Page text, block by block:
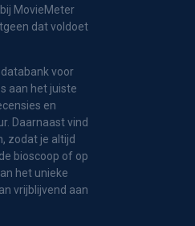
MovieMeter
dat voldoet
voor
aan het juiste
en
Daarnaast vind
zodat je altijd
bioscoop of op
het unieke
vrijblijvend aan